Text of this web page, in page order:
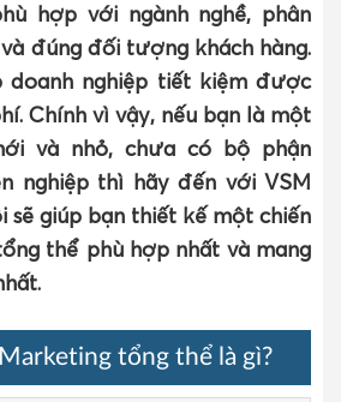
hợp với ngành nghề, phân
đúng đối tượng khách hàng.
doanh nghiệp tiết kiệm được
Chính vì vậy, nếu bạn là một
và nhỏ, chưa có bộ phận
nghiệp thì hãy đến với VSM
sẽ giúp bạn thiết kế một chiến
thể phù hợp nhất và mang
tổng thể là gì?